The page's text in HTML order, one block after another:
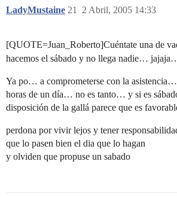
LadyMustaine 2 Abril, 2005 14:33
21
[QUOTE=Juan_Roberto]Cuéntate una de
hacemos el sábado y no llega nadie…
Ya po… a comprometerse con la
horas de un día… no es tanto… y si es
disposición de la gallá parece que es
perdona por vivir lejos y tener
que lo pasen bien el dia que lo hagan
y olviden que propuse un sabado